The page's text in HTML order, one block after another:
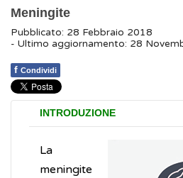
Meningite
Pubblicato: 28 Febbraio 2018
- Ultimo aggiornamento: 28
f Condividi
INTRODUZIONE
La
meningite